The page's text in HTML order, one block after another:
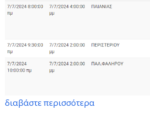
διαβάστε περισσότερα